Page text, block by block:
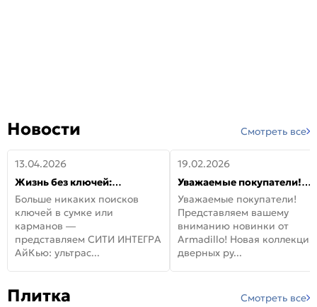
Новости Смотреть все
13.04.2026
Жизнь без ключей:
встречайте новую дверь
СИТИ ИНТЕГРА АйКью!
Больше никаких поисков
ключей в сумке или
карманов —
представляем СИТИ ИНТЕГРА
АйКью: ультрас...
19.02.2026
Уважаемые покупатели!
Представляем вашему
вниманию новинки от
Armadillo!
Уважаемые покупатели!
Представляем вашему
вниманию новинки от
Armadillo! Новая коллекция
дверных ру...
Плитка Смотреть все